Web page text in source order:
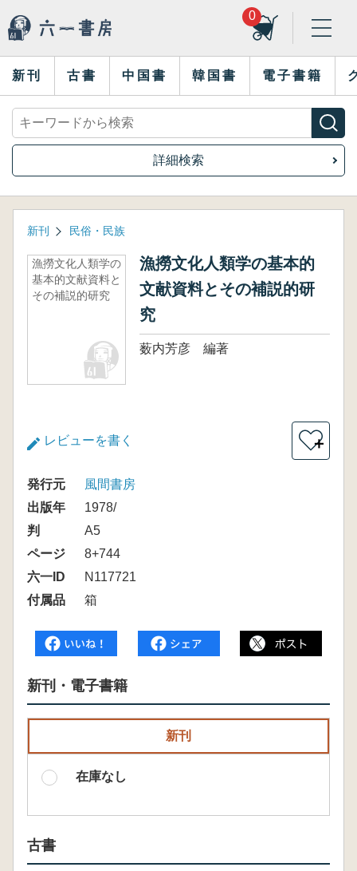
0
新刊 古書 中国書 韓国書 電子書籍
詳細検索
新刊 民俗・民族
漁撈文化人類学の
基本的文献資料と
その補説的研究
漁撈文化人類学の基本的
文献資料とその補説的研
究
薮内芳彦 編著
レビューを書く ＋
発行元
風間書房
出版年
1978/
判
A5
ページ
8+744
六一ID
N117721
付属品
箱
新刊・電子書籍
新刊
在庫なし
古書